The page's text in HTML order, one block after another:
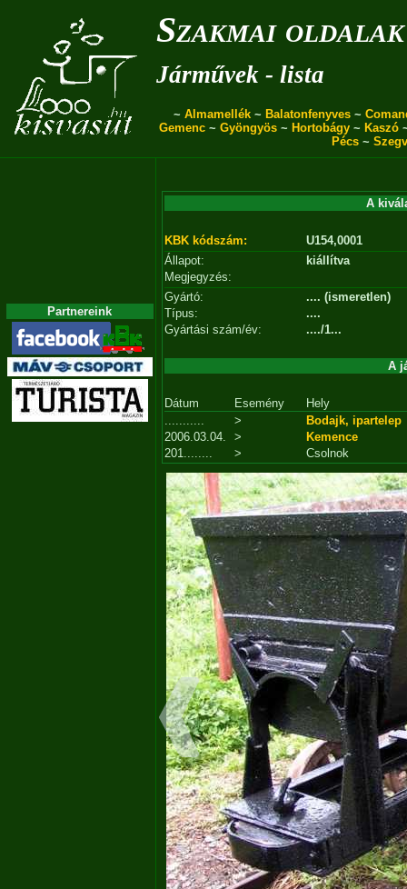
Szakmai oldalak
Járművek - lista
~ Almamellék ~ Balatonfenyves ~
Gemenc ~ Gyöngyös ~ Hortobágy ~ Kaszó
Pécs ~
Partnereink
A
KBK kódszám:
U154,0001
Állapot:
kiállítva
Megjegyzés:
Gyártó:
.... (ismeretlen)
Típus:
....
Gyártási szám/év:
..../1...
A
Dátum Esemény
Hely
...........
>
Bodajk, ipartelep
2006.03.04.
>
Kemence
201........
> Csolnok